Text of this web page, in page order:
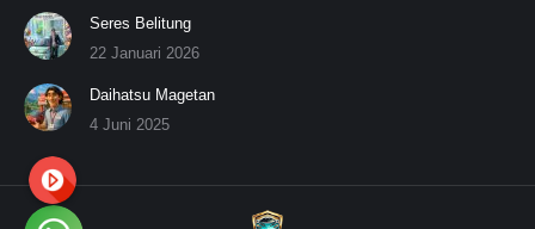
Seres Belitung
22 Januari 2026
Daihatsu Magetan
4 Juni 2025